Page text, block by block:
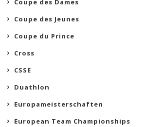
Coupe des Dames
Coupe des Jeunes
Coupe du Prince
Cross
CSSE
Duathlon
Europameisterschaften
European Team Championships